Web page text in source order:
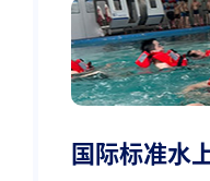
国际标准水